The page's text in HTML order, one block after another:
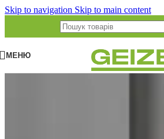
Skip to navigation Skip to main content
МЕНЮ